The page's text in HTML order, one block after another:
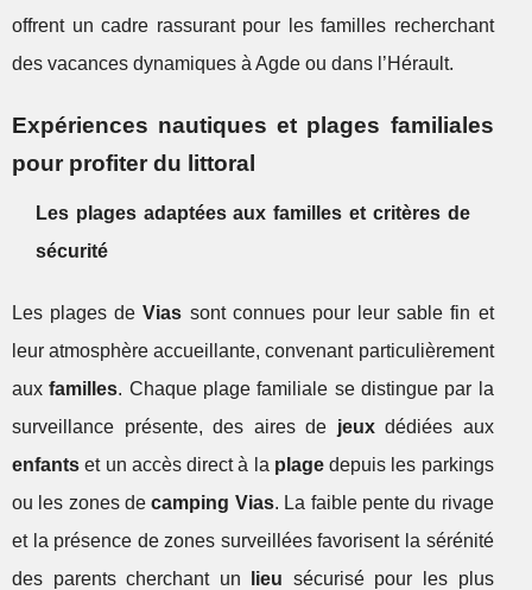
offrent un cadre rassurant pour les familles recherchant
des vacances dynamiques à Agde ou dans l’Hérault.
Expériences nautiques et plages familiales
pour profiter du littoral
Les plages adaptées aux familles et critères de
sécurité
Les plages deVias sont connues pour leur sable fin et
leur atmosphère accueillante, convenant particulièrement
auxfamilles. Chaque plage familiale se distingue par la
surveillance présente, des aires de jeuxdédiées aux
enfants et un accès direct à la plagedepuis les parkings
ou les zones decamping Vias. La faible pente du rivage
et la présence de zones surveillées favorisent la sérénité
des parents cherchant un
lieu sécurisé pour les plus